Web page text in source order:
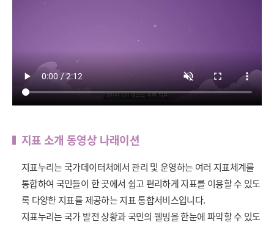
지표 소개 동영상 나래이션
지표누리는 국가데이터처에서 관리 및 운영하는 여러 지표체계를
통합하여 국민들이 한 곳에서 쉽고 편리하게 지표를 이용할 수 있도
록 다양한 지표를 제공하는 지표 통합서비스입니다.
지표누리는 국가 발전 상황과 국민의 웰빙을 한눈에 파악할 수 있도